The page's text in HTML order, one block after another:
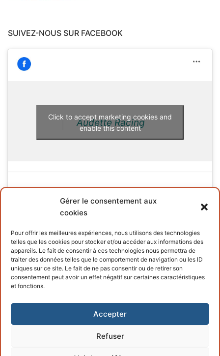
Gérer le consentement aux
cookies
Pour offrir les meilleures expériences, nous utilisons des technologies
telles que les cookies pour stocker et/ou accéder aux informations des
appareils. Le fait de consentir à ces technologies nous permettra de
traiter des données telles que le comportement de navigation ou les ID
uniques sur ce site. Le fait de ne pas consentir ou de retirer son
consentement peut avoir un effet négatif sur certaines caractéristiques
et fonctions.
Accepter
Refuser
SUIVEZ-NOUS SUR FACEBOOK
Audette Racing
Click to accept marketing cookies and
enable this content
INFORMATIONS
Terms and conditions
Cookies policy
Copyright © 2026 – Powered byCustomify